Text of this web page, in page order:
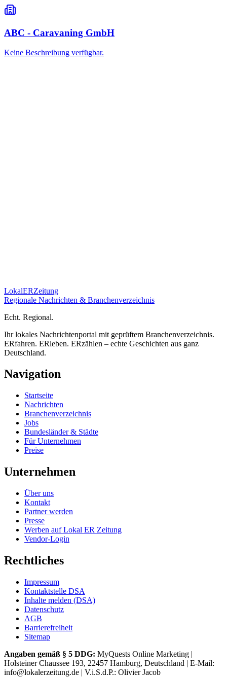
ABC - Caravaning GmbH
Keine Beschreibung verfügbar.
LokalERZeitung
Regionale Nachrichten & Branchenverzeichnis
Echt. Regional.
Ihr lokales Nachrichtenportal mit geprüftem Branchenverzeichnis.
ERfahren. ERleben. ERzählen – echte Geschichten aus ganz
Deutschland.
Navigation
Startseite
Nachrichten
Branchenverzeichnis
Jobs
Bundesländer & Städte
Für Unternehmen
Preise
Unternehmen
Über uns
Kontakt
Partner werden
Presse
Werben auf Lokal ER Zeitung
Vendor-Login
Rechtliches
Impressum
Kontaktstelle DSA
Inhalte melden (DSA)
Datenschutz
AGB
Barrierefreiheit
Sitemap
Angaben gemäß § 5 DDG: MyQuests Online Marketing |
Holsteiner Chaussee 193, 22457 Hamburg, Deutschland | E-Mail:
info@lokalerzeitung.de | V.i.S.d.P.: Olivier Jacob